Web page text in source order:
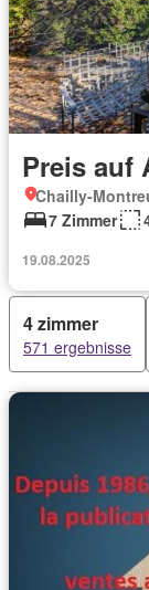
Preis auf
Chailly-
7 Zimmer
19.08.2025
4 zimmer
571 ergebnisse